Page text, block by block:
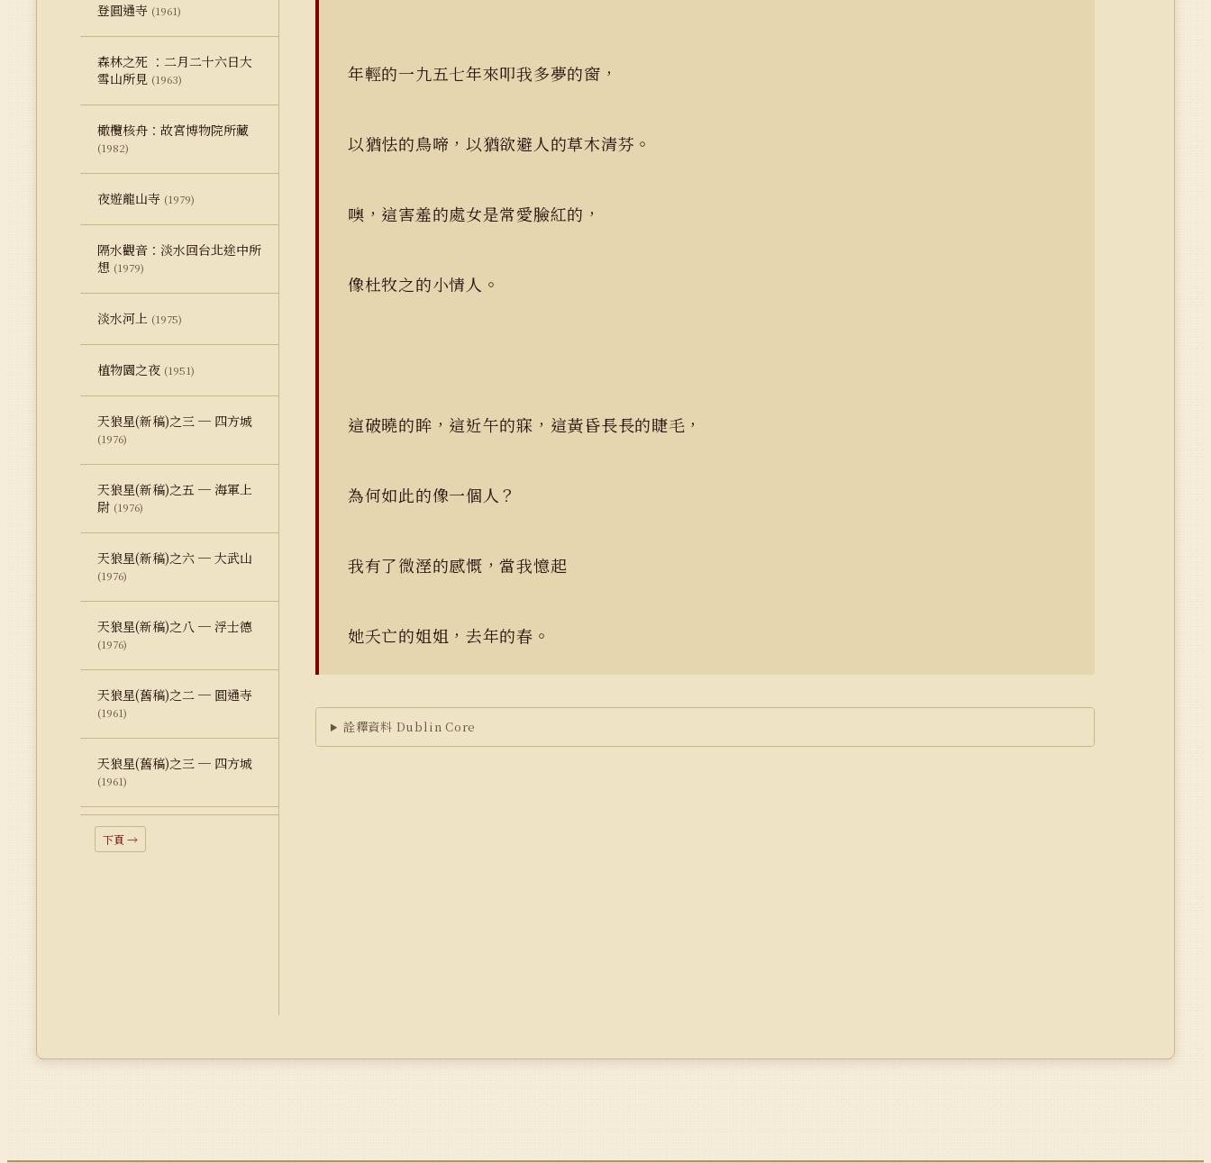
登圓通寺 (1961)
森林之死 ：二月二十六日大
雪山所見 (1963)
橄欖核舟：故宮博物院所藏
(1982)
夜遊龍山寺 (1979)
隔水觀音：淡水回台北途中所
想 (1979)
淡水河上 (1975)
植物園之夜 (1951)
天狼星(新稿)之三 ─ 四方城
(1976)
天狼星(新稿)之五 ─ 海軍上
尉 (1976)
天狼星(新稿)之六 ─ 大武山
(1976)
天狼星(新稿)之八 ─ 浮士德
(1976)
天狼星(舊稿)之二 ─ 圓通寺
(1961)
天狼星(舊稿)之三 ─ 四方城
(1961)
下頁 →
年輕的一九五七年來叩我多夢的窗，
以猶怯的鳥啼，以猶欲避人的草木清芬。
噢，這害羞的處女是常愛臉紅的，
像杜牧之的小情人。
這破曉的眸，這近午的寐，這黃昏長長的睫毛，
為何如此的像一個人？
我有了微溼的感慨，當我憶起
她夭亡的姐姐，去年的春。
詮釋資料 Dublin Core